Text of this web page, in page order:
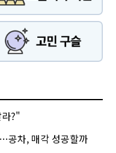
?"
공차, 매각 성공할까